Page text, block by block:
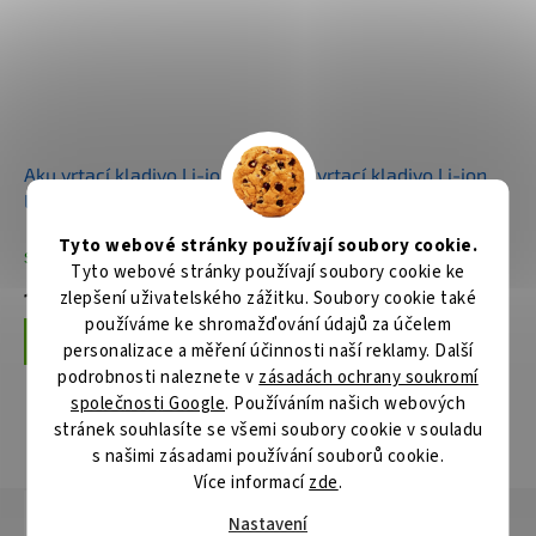
Tyto webové stránky používají soubory cookie.
Tyto webové stránky používají soubory cookie ke
zlepšení uživatelského zážitku. Soubory cookie také
používáme ke shromažďování údajů za účelem
personalizace a měření účinnosti naší reklamy. Další
podrobnosti naleznete v zásadách ochrany soukromí
společnosti Google. Používáním našich webových
stránek souhlasíte se všemi soubory cookie v souladu
s našimi zásadami používání souborů cookie.
Více informacízde.
Nastavení
Aku vrtací kladivo Li-ion
LXT 18V/5,0Ah, Makpac
Skladem
10 994 Kč
Do košíku
Aku vrtací kladivo Li-ion
Skladem
4 256 Kč
Do košíku
ZOBRAZIT VŠECHNY SOUVISEJÍCÍ PRODUKTY
Diskuze